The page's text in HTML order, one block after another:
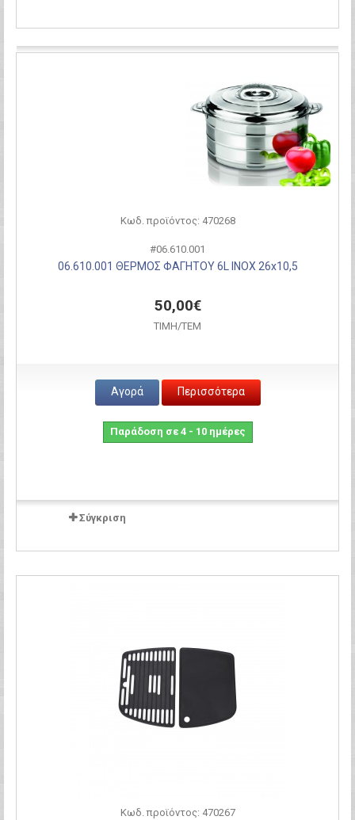
Κωδ. προϊόντος: 470268
#06.610.001
06.610.001 ΘΕΡΜΟΣ ΦΑΓΗΤΟΥ 6L ΙΝΟΧ 26x10,5
50,00€
ΤΙΜH/ΤΕΜ
Αγορά Περισσότερα
Παράδοση σε 4 - 10 ημέρες
Σύγκριση
Κωδ. προϊόντος: 470267